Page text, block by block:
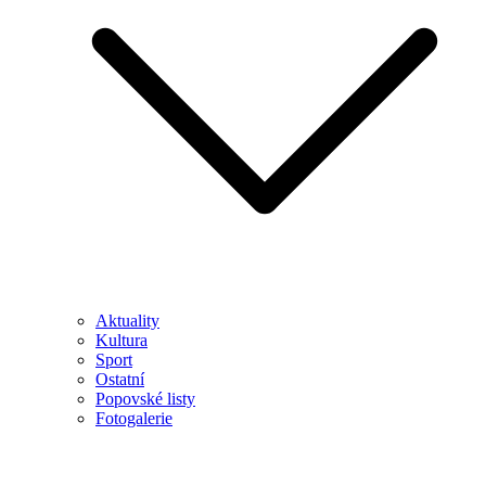
Aktuality
Kultura
Sport
Ostatní
Popovské listy
Fotogalerie